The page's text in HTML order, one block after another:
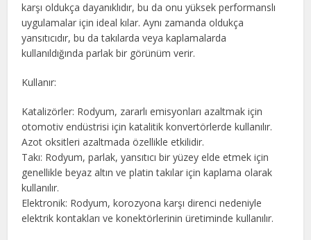
karşı oldukça dayanıklıdır, bu da onu yüksek performanslı
uygulamalar için ideal kılar. Aynı zamanda oldukça
yansıtıcıdır, bu da takılarda veya kaplamalarda
kullanıldığında parlak bir görünüm verir.
Kullanır:
Katalizörler: Rodyum, zararlı emisyonları azaltmak için
otomotiv endüstrisi için katalitik konvertörlerde kullanılır.
Azot oksitleri azaltmada özellikle etkilidir.
Takı: Rodyum, parlak, yansıtıcı bir yüzey elde etmek için
genellikle beyaz altın ve platin takılar için kaplama olarak
kullanılır.
Elektronik: Rodyum, korozyona karşı direnci nedeniyle
elektrik kontakları ve konektörlerinin üretiminde kullanılır.